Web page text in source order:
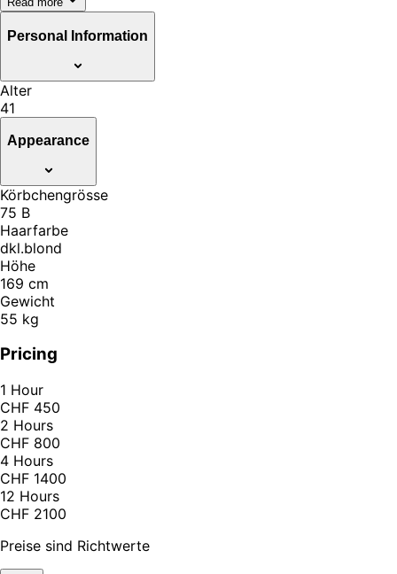
Personal Information
Alter
41
Appearance
Körbchengrösse
75 B
Haarfarbe
dkl.blond
Höhe
169 cm
Gewicht
55 kg
Pricing
1 Hour
CHF 450
2 Hours
CHF 800
4 Hours
CHF 1400
12 Hours
CHF 2100
Preise sind Richtwerte